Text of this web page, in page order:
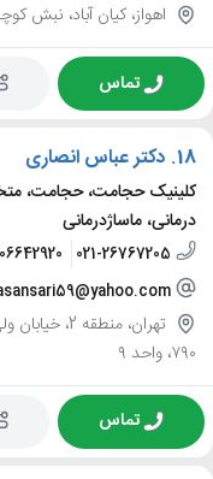
اهواز، کیان آباد، نبش
تماس
18. دکتر عباس انصاری
کلینیک حجامت، حجامت،
درمانی، ماساژدرمانی
021-26767205
تهران،
۷۹۰، واحد ۹
تماس